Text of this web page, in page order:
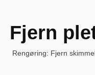
Fjern
Rengøring: Fjern